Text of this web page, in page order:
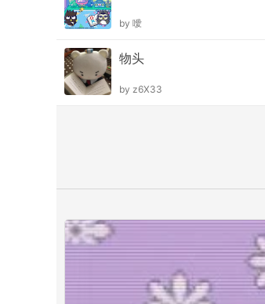
by 噯
物头
by z6X33